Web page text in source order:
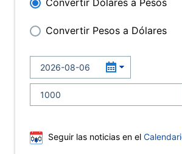
Convertir Dólares a Pesos
Convertir Pesos a Dólares
Seguir las noticias en el